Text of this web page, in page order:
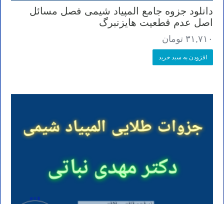
دانلود جزوه جامع المپیاد شیمی فصل مسائل
اصل عدم قطعیت هایزنبرگ
۳۱,۷۱۰ تومان
افزودن به سبد خرید